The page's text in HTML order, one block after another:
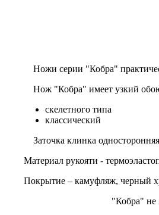
Ножи серии "Кобра"
Нож "Кобра" имеет узкий
скелетного типа
классический
Заточка клинка
Материал рукояти -
Покрытие – камуфляж, черный
"Кобра" не